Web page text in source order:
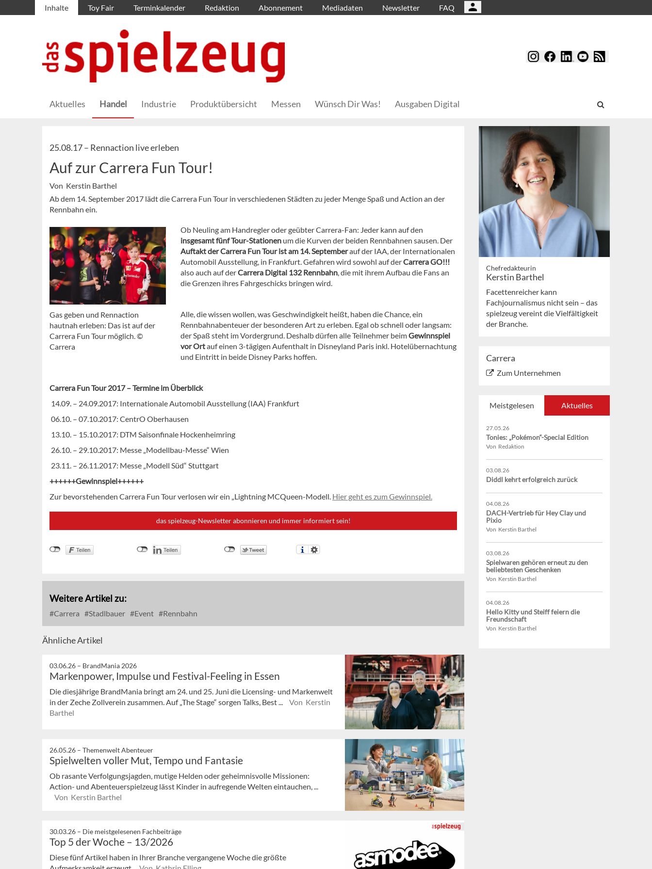
Inhalte Toy Fair Terminkalender Redaktion Abonnement Mediadaten Newsletter FAQ
Aktuelles Handel Industrie Produktübersicht Messen Wünsch Dir Was! Ausgaben Digital
25.08.17 – Rennaction live erleben
Auf zur Carrera Fun Tour!
Von Kerstin Barthel
Ab dem 14. September 2017 lädt die Carrera Fun Tour in verschiedenen Städten zu jeder Menge Spaß und Action an der
Rennbahn ein.
Gas geben und Rennaction
hautnah erleben: Das ist auf der
Carrera Fun Tour möglich. ©
Carrera
Ob Neuling am Handregler oder geübter Carrera-Fan: Jeder kann auf den
insgesamt fünf Tour-Stationen um die Kurven der beiden Rennbahnen sausen. Der
Auftakt der Carrera Fun Tour ist am 14. Septemberauf der IAA, der Internationalen
Automobil Ausstellung, in Frankfurt. Gefahren wird sowohl auf derCarrera GO!!!
also auch auf derCarrera Digital 132 Rennbahn, die mit ihrem Aufbau die Fans an
die Grenzen ihres Fahrgeschicks bringen wird.
Alle, die wissen wollen, was Geschwindigkeit heißt, haben die Chance, ein
Rennbahnabenteuer der besonderen Art zu erleben. Egal ob schnell oder langsam:
der Spaß steht im Vordergrund. Deshalb dürfen alle Teilnehmer beimGewinnspiel
vor Ortauf einen 3-tägigen Aufenthalt in Disneyland Paris inkl. Hotelübernachtung
und Eintritt in beide Disney Parks hoffen.
Carrera Fun Tour 2017 – Termine im Überblick
14.09. – 24.09.2017: Internationale Automobil Ausstellung (IAA) Frankfurt
06.10. – 07.10.2017: CentrO Oberhausen
13.10. – 15.10.2017: DTM Saisonfinale Hockenheimring
26.10. – 29.10.2017: Messe „Modellbau-Messe“ Wien
23.11. – 26.11.2017: Messe „Modell Süd“ Stuttgart
++++++Gewinnspiel++++++
Zur bevorstehenden Carrera Fun Tour verlosen wir ein „Lightning MCQueen-Modell. Hier geht es zum Gewinnspiel.
das spielzeug-Newsletter abonnieren und immer informiert sein!
Weitere Artikel zu:
Carrera Stadlbauer Event Rennbahn
Ähnliche Artikel
03.06.26 – BrandMania 2026
Markenpower, Impulse und Festival-Feeling in Essen
Die diesjährige BrandMania bringt am 24. und 25. Juni die Licensing- und Markenwelt
in der Zeche Zollverein zusammen. Auf „The Stage“ sorgen Talks, Best ...
Von Kerstin
Barthel
26.05.26 – Themenwelt Abenteuer
Spielwelten voller Mut, Tempo und Fantasie
Ob rasante Verfolgungsjagden, mutige Helden oder geheimnisvolle Missionen:
Action- und Abenteuerspielzeug lässt Kinder in aufregende Welten eintauchen, ...
Von Kerstin Barthel
30.03.26 – Die meistgelesenen Fachbeiträge
Top 5 der Woche – 13/2026
Diese fünf Artikel haben in Ihrer Branche vergangene Woche die größte
Chefredakteurin
Kerstin Barthel
Facettenreicher kann
Fachjournalismus nicht sein – das
spielzeug vereint die Vielfältigkeit
der Branche.
Carrera
Zum Unternehmen
Meistgelesen Aktuelles
27.05.26
Tonies: „Pokémon“-Special Edition
Von Redaktion
03.08.26
Diddl kehrt erfolgreich zurück
04.08.26
DACH-Vertrieb für Hey Clay und
Pixio
Von Kerstin Barthel
03.08.26
Spielwaren gehören erneut zu den
beliebtesten Geschenken
Von Kerstin Barthel
04.08.26
Hello Kitty und Steiff feiern die
Freundschaft
Von Kerstin Barthel